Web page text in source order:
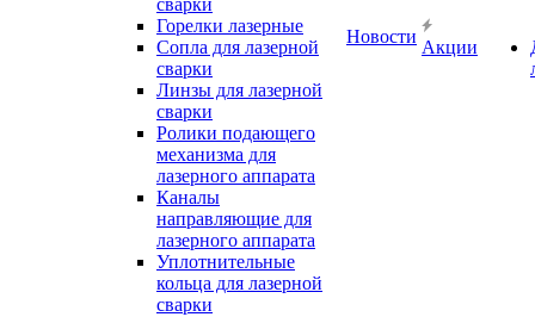
сварки
Горелки лазерные
Сопла для лазерной
сварки
Линзы для лазерной
сварки
Ролики подающего
механизма для
лазерного аппарата
Каналы
направляющие для
лазерного аппарата
Уплотнительные
кольца для лазерной
сварки
Новости
Акции